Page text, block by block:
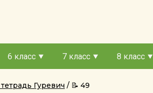
6 класс 7 класс 8 класс
Гуревич 📝 49